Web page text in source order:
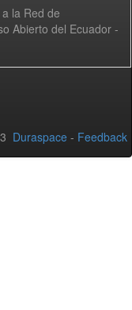
la Red de
Abierto del Ecuador -
Duraspace - Feedback